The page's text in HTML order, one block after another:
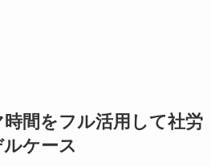
間をフル活用して社労
ケース